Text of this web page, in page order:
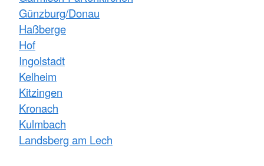
Günzburg/Donau
Haßberge
Hof
Ingolstadt
Kelheim
Kitzingen
Kronach
Kulmbach
Landsberg am Lech